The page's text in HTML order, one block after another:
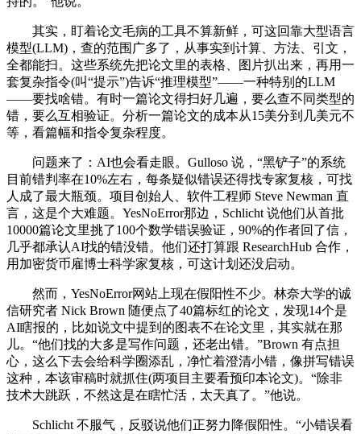
其实，盯着论文毛病的工具不算新鲜，可这回靠大型语言
模型(LLM)，查的范围广多了，从事实到计算、方法、引文，
全都能扫。这些系统先把论文里的表格、图片扒出来，再用一
套复杂指令(叫“提示”)告诉“推理模型”——一种特别的LLM
——要找啥错。有时一篇论文得扫好几遍，要么查不同类型的
错，要么互相验证。分析一篇论文的成本从15美分到几美元不
等，看篇幅和指令复杂程度。
问题来了：AI也会看走眼。Gulloso 说，“黑铲子”的系统
目前错判率在10%左右，每条疑似错误还得找专家复核，可找
人成了最大瓶颈。项目创始人、软件工程师 Steve Newman 直
言，这是个大难题。YesNoError那边，Schlicht 说他们从首批
10000篇论文里挑了100个数学错误验证，90%的作者回了信，
几乎都承认AI找的错没错。他们还打算跟 ResearchHub 合作，
用加密货币雇博士科学家复核，可这计划还没启动。
然而，YesNoError网站上现在假阳性不少。林奈大学的诚
信研究者 Nick Brown 随便点了40篇标红的论文，发现14个是
AI瞎报的，比如说文中提到的图表不在论文里，其实就在那
儿。“他们找的大多是写作问题，还老出错。”Brown 有点担
心，这么下去会给科学圈添乱，净忙着澄清小错，像拼写错误
这种，本该审稿时就抓住(两项目主要看预印本论文)。“除非
技术大跳跃，不然这是在瞎忙活，太天真了。”他说。
Schlicht 不服气，反驳说他们正努力降假阳性。“小错误看